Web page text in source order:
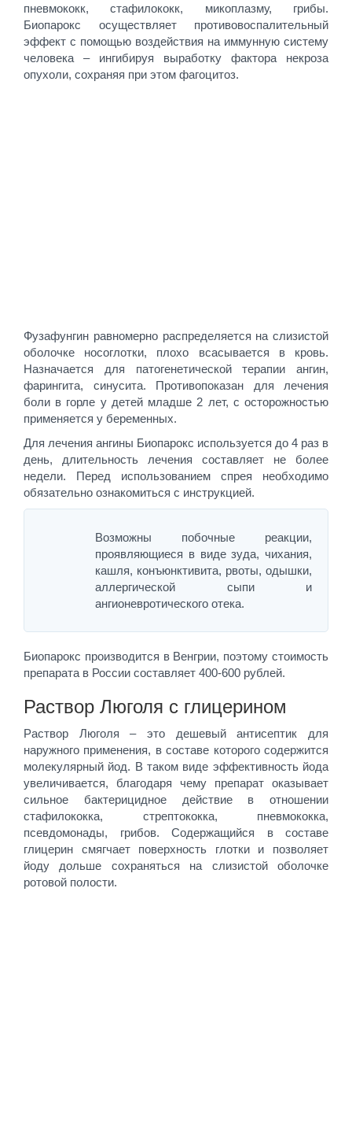
пневмококк, стафилококк, микоплазму, грибы.
Биопарокс осуществляет противовоспалительный
эффект с помощью воздействия на иммунную систему
человека – ингибируя выработку фактора некроза
опухоли, сохраняя при этом фагоцитоз.
Фузафунгин равномерно распределяется на слизистой
оболочке носоглотки, плохо всасывается в кровь.
Назначается для патогенетической терапии ангин,
фарингита, синусита. Противопоказан для лечения
боли в горле у детей младше 2 лет, с осторожностью
применяется у беременных.
Для лечения ангины Биопарокс используется до 4 раз в
день, длительность лечения составляет не более
недели. Перед использованием спрея необходимо
обязательно ознакомиться с инструкцией.
Возможны побочные реакции,
проявляющиеся в виде зуда, чихания,
кашля, конъюнктивита, рвоты, одышки,
аллергической сыпи и
ангионевротического отека.
Биопарокс производится в Венгрии, поэтому стоимость
препарата в России составляет 400-600 рублей.
Раствор Люголя с глицерином
Раствор Люголя – это дешевый антисептик для
наружного применения, в составе которого содержится
молекулярный йод. В таком виде эффективность йода
увеличивается, благодаря чему препарат оказывает
сильное бактерицидное действие в отношении
стафилококка, стрептококка, пневмококка,
псевдомонады, грибов. Содержащийся в составе
глицерин смягчает поверхность глотки и позволяет
йоду дольше сохраняться на слизистой оболочке
ротовой полости.